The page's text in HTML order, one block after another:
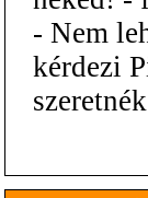
- Nem
kérdezi